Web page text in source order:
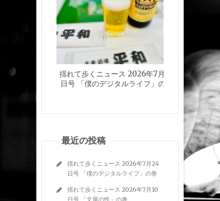
揺れて歩くニュース 2026年7月24
日号 「僕のデジタルライフ」の巻
揺れて歩
日
最近の投稿
揺れて歩くニュース 2026年7月24
日号 「僕のデジタルライフ」の巻
揺れて歩くニュース 2026年7月10
日号 「文屋の性」の巻